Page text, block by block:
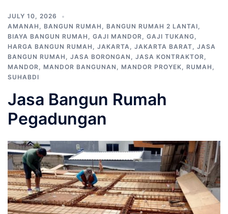
JULY 10, 2026
AMANAH , BANGUN RUMAH , BANGUN RUMAH 2 LANTAI,
BIAYA BANGUN RUMAH , GAJI MANDOR, GAJI TUKANG,
HARGA BANGUN RUMAH , JAKARTA, JAKARTA BARAT, JASA
BANGUN RUMAH , JASA BORONGAN , JASA KONTRAKTOR,
MANDOR, MANDOR BANGUNAN , MANDOR PROYEK, RUMAH ,
SUHABDI
Jasa Bangun Rumah
Pegadungan